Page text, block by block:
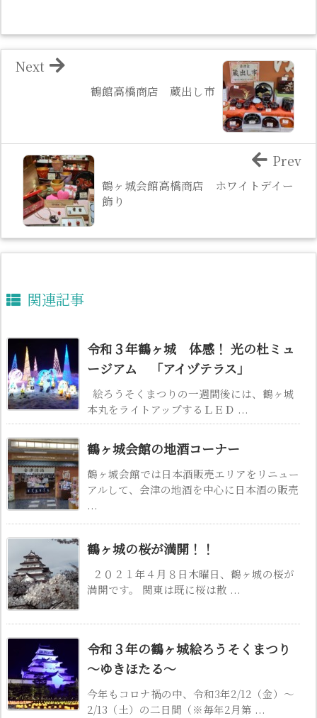
鶴館高橋商店 蔵出し市
Next
鶴ヶ城会館高橋商店 ホワイトデイー
飾り
Prev
関連記事
令和３年鶴ヶ城 体感！ 光の杜ミュ
ージアム 「アイヅテラス」
絵ろうそくまつりの一週間後には、鶴ヶ城
本丸をライトアップするＬＥＤ ...
鶴ヶ城会館の地酒コーナー
鶴ヶ城会館では日本酒販売エリアをリニュー
アルして、会津の地酒を中心に日本酒の販売
...
鶴ヶ城の桜が満開！！
２０２１年４月８日木曜日、鶴ヶ城の桜が
満開です。 関東は既に桜は散 ...
令和３年の鶴ヶ城絵ろうそくまつり
～ゆきほたる～
今年もコロナ禍の中、令和3年2/12（金）～
2/13（土）の二日間（※毎年2月第 ...